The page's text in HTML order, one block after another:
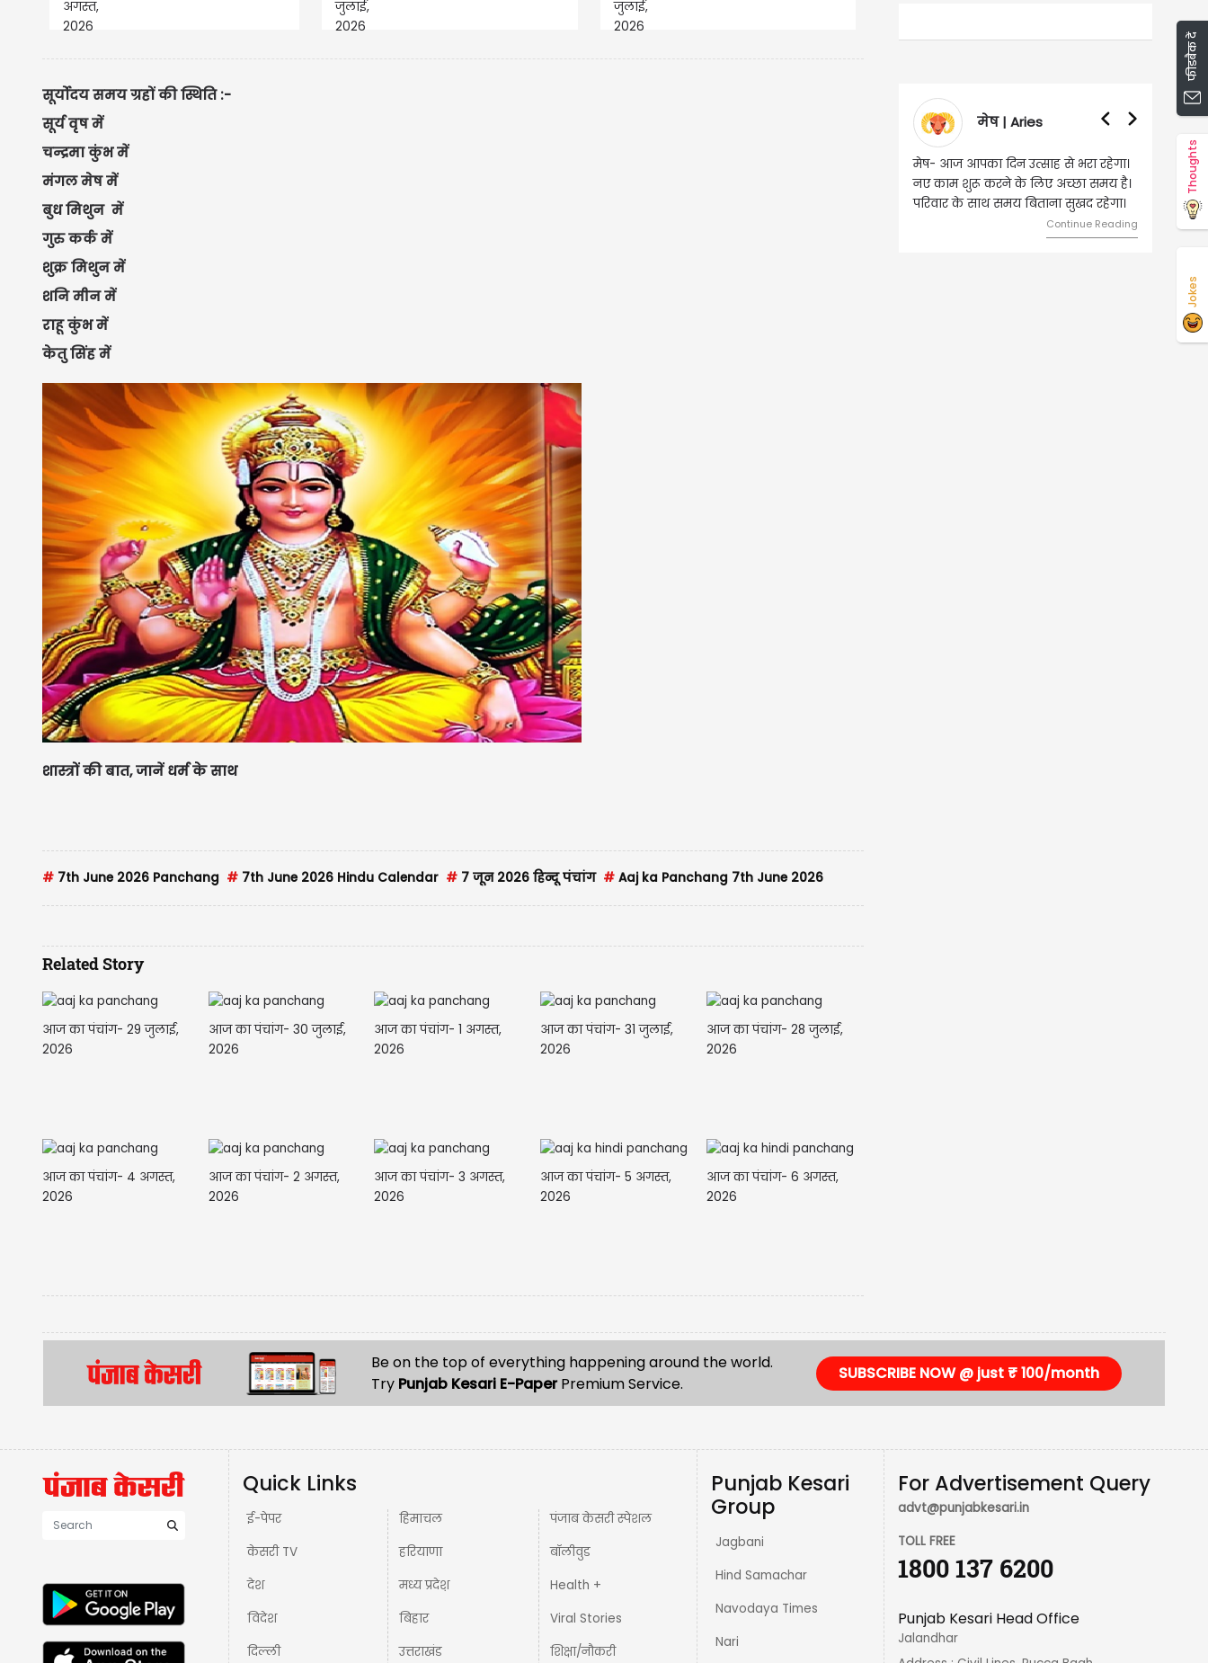
सूर्योदय समय ग्रहों की स्थिति :-
सूर्य वृष में
चन्द्रमा कुंभ में
मंगल मेष में
बुध मिथुन में
गुरु कर्क में
शुक्र मिथुन में
शनि मीन में
राहू कुंभ में
केतु सिंह में
शास्त्रों की बात, जानें धर्म के साथ
# 7th June 2026 Panchang # 7th June 2026 Hindu Calendar # 7 जून 2026 हिन्दू पंचांग # Aaj ka Panchang 7th June 2026
Related Story
आज का पंचांग- 29 जुलाई,
2026
आज का पंचांग- 30 जुलाई,
2026
आज का पंचांग- 1 अगस्त,
2026
आज का पंचांग- 31 जुलाई,
2026
आज का पंचांग- 28 जुलाई,
2026
आज का पंचांग- 4 अगस्त,
2026
आज का पंचांग- 2 अगस्त,
2026
आज का पंचांग- 3 अगस्त,
2026
आज का पंचांग- 5 अगस्त,
2026
आज का पंचांग- 6 अगस्त,
2026
वृषभ | Taurus
वृष- आज का दिन इस राशि के जातकों के
लिए शुभ रहने वाला है। धन और नौकरी के
मामलों में सफलता मिलेगी। मित्रों से
मेलजोल बढ़ेगा। आर्थिक निवेश सोच-
Be on the top of everything happening around the world.
Try Punjab Kesari E-PaperPremium Service.
SUBSCRIBE NOW @ just ₹ 100/month
Quick Links
ई-पेपर
केसरी TV
देश
विदेश
दिल्ली
हिमाचल
हरियाणा
मध्य प्रदेश़
बिहार
उत्तराखंड
पंजाब केसरी स्पेशल
बॉलीवुड
Health +
Viral Stories
शिक्षा/नौकरी
Punjab Kesari
Group
Jagbani
Hind Samachar
Navodaya Times
Nari
For Advertisement Query
advt@punjabkesari.in
TOLL FREE
1800 137 6200
Punjab Kesari Head Office
Jalandhar
फीडबैक दें
Thoughts
Jokes